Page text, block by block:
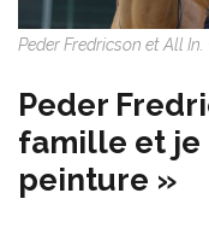
Peder Fredricson et All
Peder
famille et je
peinture »